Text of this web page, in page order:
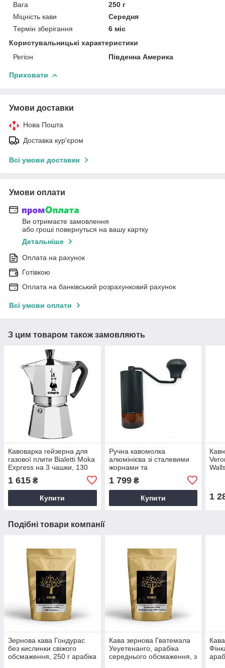
Вага
250 г
Міцність кави
Середня
Термін зберігання
6 міс
Користувальницькі характеристики
Регіон
Південна Америка
Приховати
Умови доставки
Нова Пошта
Доставка кур'єром
Всі умови доставки
Умови оплати
Ви отримаєте замовлення
або гроші повернуться на вашу картку
Детальніше
Оплата на рахунок
Готівкою
Оплата на банківський розрахунковий рахунок
Всі умови оплати
З цим товаром також замовляють
Кавоварка гейзерна для
газової плити Bialetti Moka
Express на 3 чашки, 130
приготування кави
1 615 ₴
Купити
Ручна кавомолка
алюмінієва зі сталевими
жорнами та
помолу портативна
побутова для кави
1 799₴
Купити 1
Подібні товари компанії
Зернова кава Гондурас
без кислинки свіжого
обсмаження, 250 г арабіка
Кава зернова Гватемала
Уеуетенанго, арабіка
середнього обсмаження, з